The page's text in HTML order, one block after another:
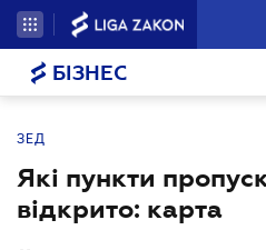
БІЗНЕС
ЗЕД
Які пункти
відкрито: карта